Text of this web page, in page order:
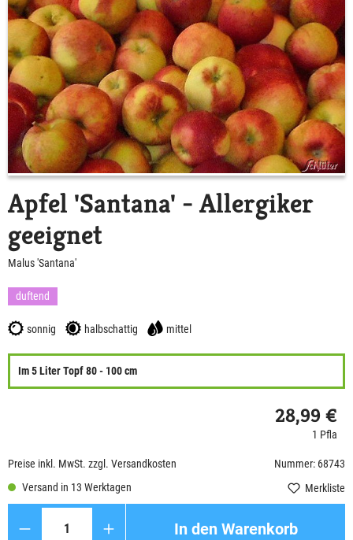
Apfel 'Santana' - Allergiker
geeignet
Malus 'Santana'
duftend
sonnig halbschattig mittel
Im 5 Liter Topf 80 - 100 cm
28,99 €
1 Pfla
Preise inkl. MwSt. zzgl. Versandkosten
Nummer: 68743
Versand in 13 Werktagen
Merkliste
In den Warenkorb